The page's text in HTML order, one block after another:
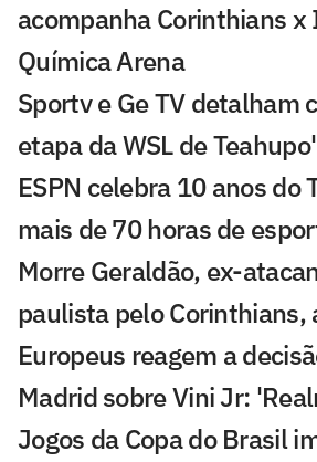
acompanha Corinthians x
Química Arena
Sportv e Ge TV detalham
etapa da WSL de
ESPN celebra 10 anos do
mais de 70 horas de
Morre Geraldão, ex-
paulista pelo Corinthians,
Europeus reagem a
Madrid sobre Vini Jr:
Jogos da Copa do Brasil